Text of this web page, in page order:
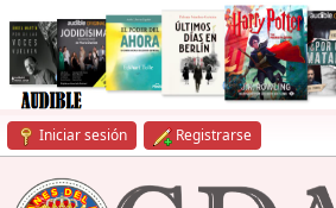
Iniciar sesión Registrarse